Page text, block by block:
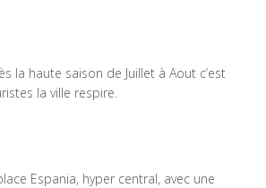
la haute saison de Juillet à Aout c’est
la ville respire.
Espania, hyper central, avec une